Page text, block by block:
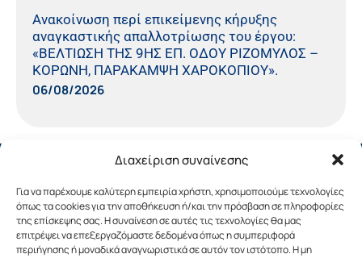
Διαχείριση συναίνεσης
Για να παρέχουμε καλύτερη εμπειρία χρήστη, χρησιμοποιούμε τεχνολογίες
όπως τα cookies για την αποθήκευση ή/και την πρόσβαση σε πληροφορίες
της επίσκεψης σας. Η συναίνεση σε αυτές τις τεχνολογίες θα μας
επιτρέψει να επεξεργαζόμαστε δεδομένα όπως η συμπεριφορά
περιήγησης ή μοναδικά αναγνωριστικά σε αυτόν τον ιστότοπο. Η μη
Ανακοίνωση περί επικείμενης κήρυξης
αναγκαστικής απαλλοτρίωσης του έργου:
«ΒΕΛΤΙΩΣΗ ΤΗΣ 9ΗΣ ΕΠ. ΟΔΟΥ ΡΙΖΟΜΥΛΟΣ –
ΚΟΡΩΝΗ, ΠΑΡΑΚΑΜΨΗ ΧΑΡΟΚΟΠΙΟΥ».
06/08/2026